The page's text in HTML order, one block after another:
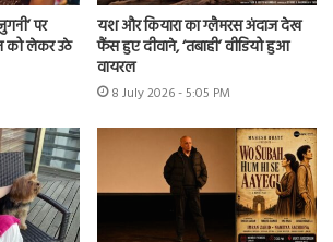
पर
को लेकर उठे
यश और कियारा का ग्लैमरस अंदाज देख
फैंस हुए दीवाने, ‘तबाही’ वीडियो हुआ
वायरल
8 July 2026 - 5:05 PM